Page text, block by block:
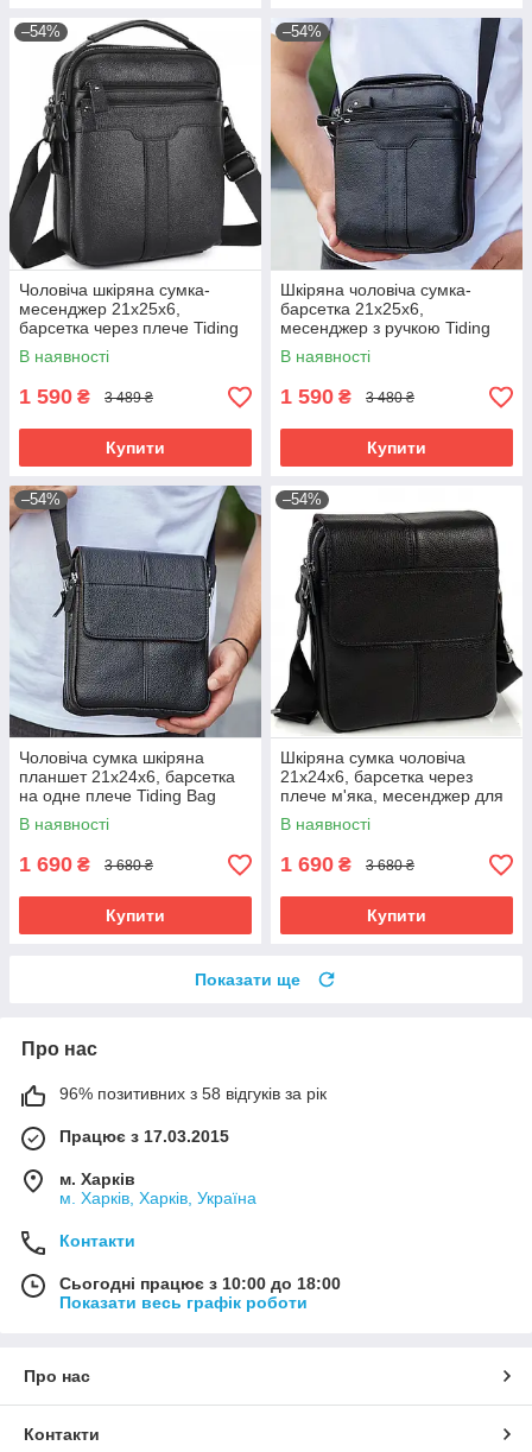
–54%
Чоловіча шкіряна сумка-
месенджер 21х25х6,
барсетка через плече Tiding
Bag A25-3278A Чорна
В наявності
1 590 ₴ 3 489 ₴
Купити
–54%
Шкіряна чоловіча сумка-
барсетка 21х25х6,
месенджер з ручкою Tiding
Bag 73957 чорна
В наявності
1 590 ₴ 3 480 ₴
Купити
–54%
Чоловіча сумка шкіряна
планшет 21х24х6, барсетка
на одне плече Tiding Bag
M1254A чорна
В наявності
1 690 ₴ 3 680 ₴
Купити
–54%
Шкіряна сумка чоловіча
21х24х6, барсетка через
плече м'яка, месенджер для
гаджетів BEXHILL TD-21334A
В наявності
1 690 ₴ 3 680 ₴
Купити
Показати ще
Про нас
96% позитивних з 58 відгуків за рік
Працює з 17.03.2015
м. Харків
м. Харків, Харків, Україна
Контакти
Сьогодні працює з 10:00 до 18:00
Показати весь графік роботи
Про нас
Контакти